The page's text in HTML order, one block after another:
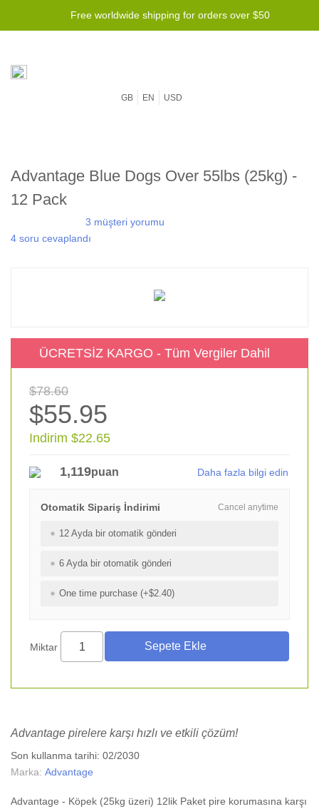
Free worldwide shipping for orders over $50
GB EN USD
Advantage Blue Dogs Over 55lbs (25kg) -
12 Pack
3 müşteri yorumu
4 soru cevaplandı
ÜCRETSİZ KARGO - Tüm Vergiler Dahil
$78.60
$55.95
Indirim $22.65
1,119puan Daha fazla bilgi edin
Cancel anytime
Otomatik Sipariş İndirimi
12 Ayda bir otomatik gönderi
6 Ayda bir otomatik gönderi
One time purchase (+$2.40)
Miktar
Advantage pirelere karşı hızlı ve etkili çözüm!
Son kullanma tarihi: 02/2030
Marka: Advantage
Advantage - Köpek (25kg üzeri) 12lik Paket pire korumasına karşı